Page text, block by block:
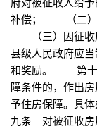
补偿； （二）因
（三）因征收
县级人民政府应
和奖励。 第十
障条件的，作出
予住房保障。具
九条 对被征收房